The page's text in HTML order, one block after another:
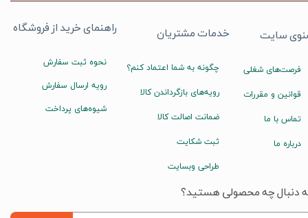
راهنمای خرید از فروشگاه
نحوه ثبت سفارش
رویه ارسال سفارش
شیوه‌های پرداخت
خدمات مشتریان
چگونه به شما اعتماد کنم؟
رویه‌های بازگرداندن کالا
ضمانت اصالت کالا
ثبت شکایت
طراحی وبسایت
سایت
فرصت‌های شغلی
قوانین و مقررات
تماس با ما
درباره ما
دنبال چه محصولی هستید؟